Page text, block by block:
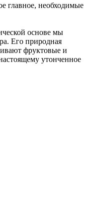
главное, необходимые
основе мы
Его природная
фруктовые и
утонченное